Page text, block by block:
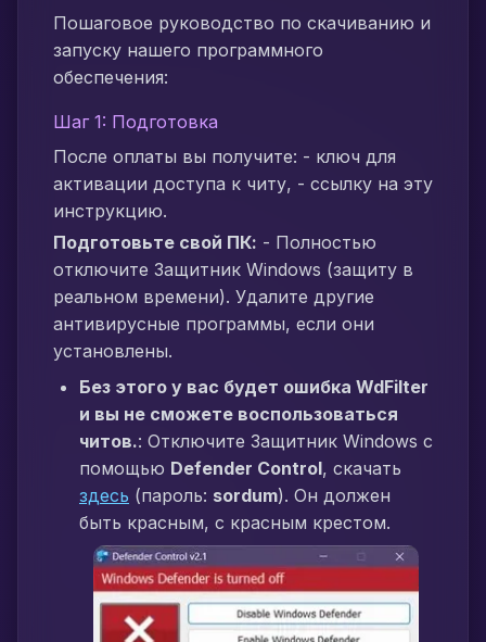
Пошаговое руководство по скачиванию и
запуску нашего программного
обеспечения:
Шаг 1: Подготовка
После оплаты вы получите: - ключ для
активации доступа к читу, - ссылку на эту
инструкцию.
Подготовьте свой ПК: - Полностью
отключите Защитник Windows (защиту в
реальном времени). Удалите другие
антивирусные программы, если они
установлены.
Без этого у вас будет ошибка WdFilter
и вы не сможете воспользоваться
читов.: Отключите Защитник Windows с
помощью Defender Control, скачать
здесь (пароль: sordum). Он должен
быть красным, с красным крестом.